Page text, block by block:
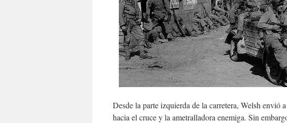
Desde la parte izquierda de la carretera, Welsh envió
hacia el cruce y la ametralladora enemiga. Sin